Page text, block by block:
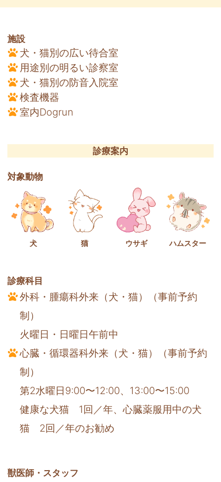
施設
犬・猫別の広い待合室
用途別の明るい診察室
犬・猫別の防音入院室
検査機器
室内Dogrun
診療案内
対象動物
犬 猫 ウサギ ハムスター
診療科目
外科・腫瘍科外来 （犬・猫）（事前予約
制）
火曜日・日曜日午前中
心臓・循環器科外来 （犬・猫）（事前予約
制）
第2水曜日9:00〜12:00、13:00〜15:00
健康な犬猫 1回／年、心臓薬服用中の犬
猫 2回／年のお勧め
獣医師・ スタッフ